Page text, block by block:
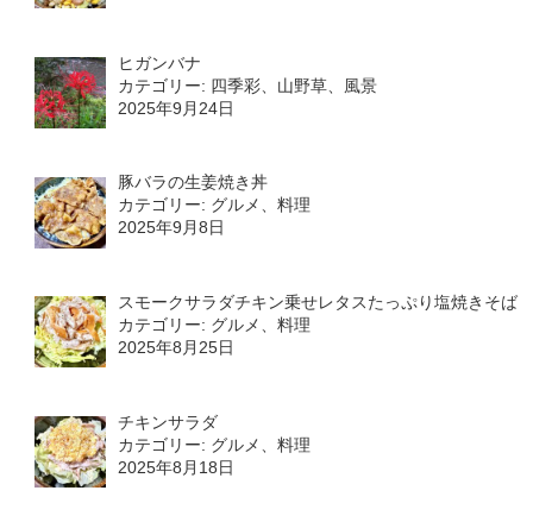
ヒガンバナ
カテゴリー: 四季彩、山野草、風景
2025年9月24日
豚バラの生姜焼き丼
カテゴリー: グルメ、料理
2025年9月8日
スモークサラダチキン乗せレタスたっぷり塩焼きそば
カテゴリー: グルメ、料理
2025年8月25日
チキンサラダ
カテゴリー: グルメ、料理
2025年8月18日